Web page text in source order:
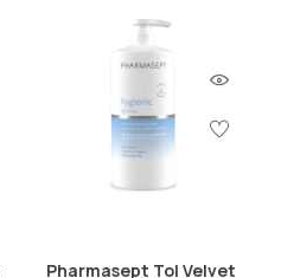
Pharmasept Tol Velvet